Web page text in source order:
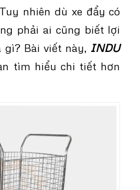
nhiên dù xe đẩy có
phải ai cũng biết lợi
gì? Bài viết này, INDU
tìm hiểu chi tiết hơn